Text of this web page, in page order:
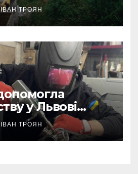
для бджолярів
ІВАН ТРОЯН
у Львові
виробничі
після атаки
БПЛА
ІВАН ТРОЯН